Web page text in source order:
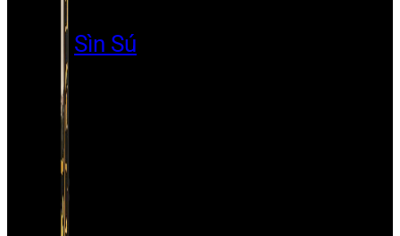
Sìn Sú